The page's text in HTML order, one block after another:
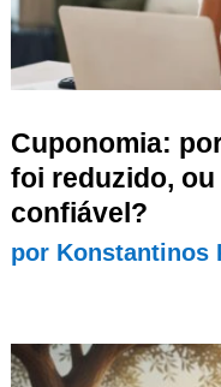
Cuponomia:
foi reduzido,
confiável?
por Konstantinos